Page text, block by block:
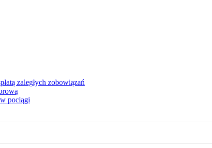
zaległych zobowiązań
pociągi